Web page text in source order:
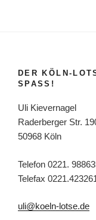
DER KÖLN-
SPASS!
Uli Kievernagel
Raderberger Str.
50968 Köln
Telefon 0221.
Telefax
uli@koeln-lotse.de